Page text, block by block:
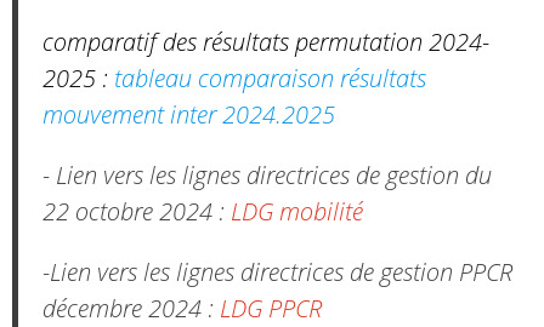
comparatif des résultats permutation 2024-
2025 : tableau comparaison résultats
mouvement inter 2024.2025
- Lien vers les lignes directrices de gestion du
22 octobre 2024 : LDG mobilité
-Lien vers les lignes directrices de gestion PPCR
décembre 2024 : LDG PPCR